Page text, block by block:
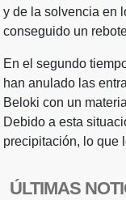
y de la solvencia en
conseguido un
En el segundo
han anulado las
Beloki con un
Debido a esta
precipitación, lo que
ÚLTIMAS